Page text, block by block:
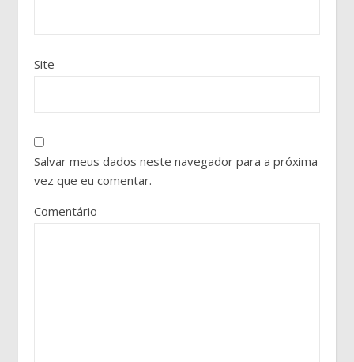
Site
Salvar meus dados neste navegador para a próxima
vez que eu comentar.
Comentário